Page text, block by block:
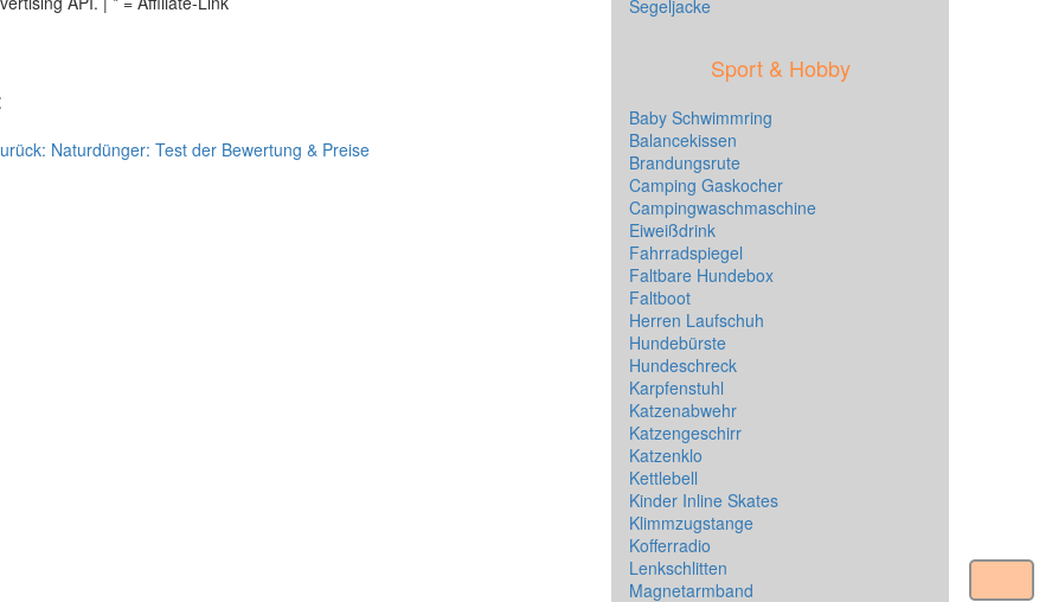
Naturdünger: Test der Bewertung & Preise
Segeljacke
Sport & Hobby
Baby Schwimmring
Balancekissen
Brandungsrute
Camping Gaskocher
Campingwaschmaschine
Eiweißdrink
Fahrradspiegel
Faltbare Hundebox
Faltboot
Herren Laufschuh
Hundebürste
Hundeschreck
Karpfenstuhl
Katzenabwehr
Katzengeschirr
Katzenklo
Kettlebell
Kinder Inline Skates
Klimmzugstange
Kofferradio
Lenkschlitten
Magnetarmband